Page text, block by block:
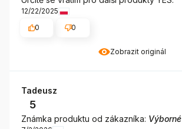
Zobrazit originál
12/22/2025
0
0
Tadeusz
5
Známka produktu od zákazníka: Výborné